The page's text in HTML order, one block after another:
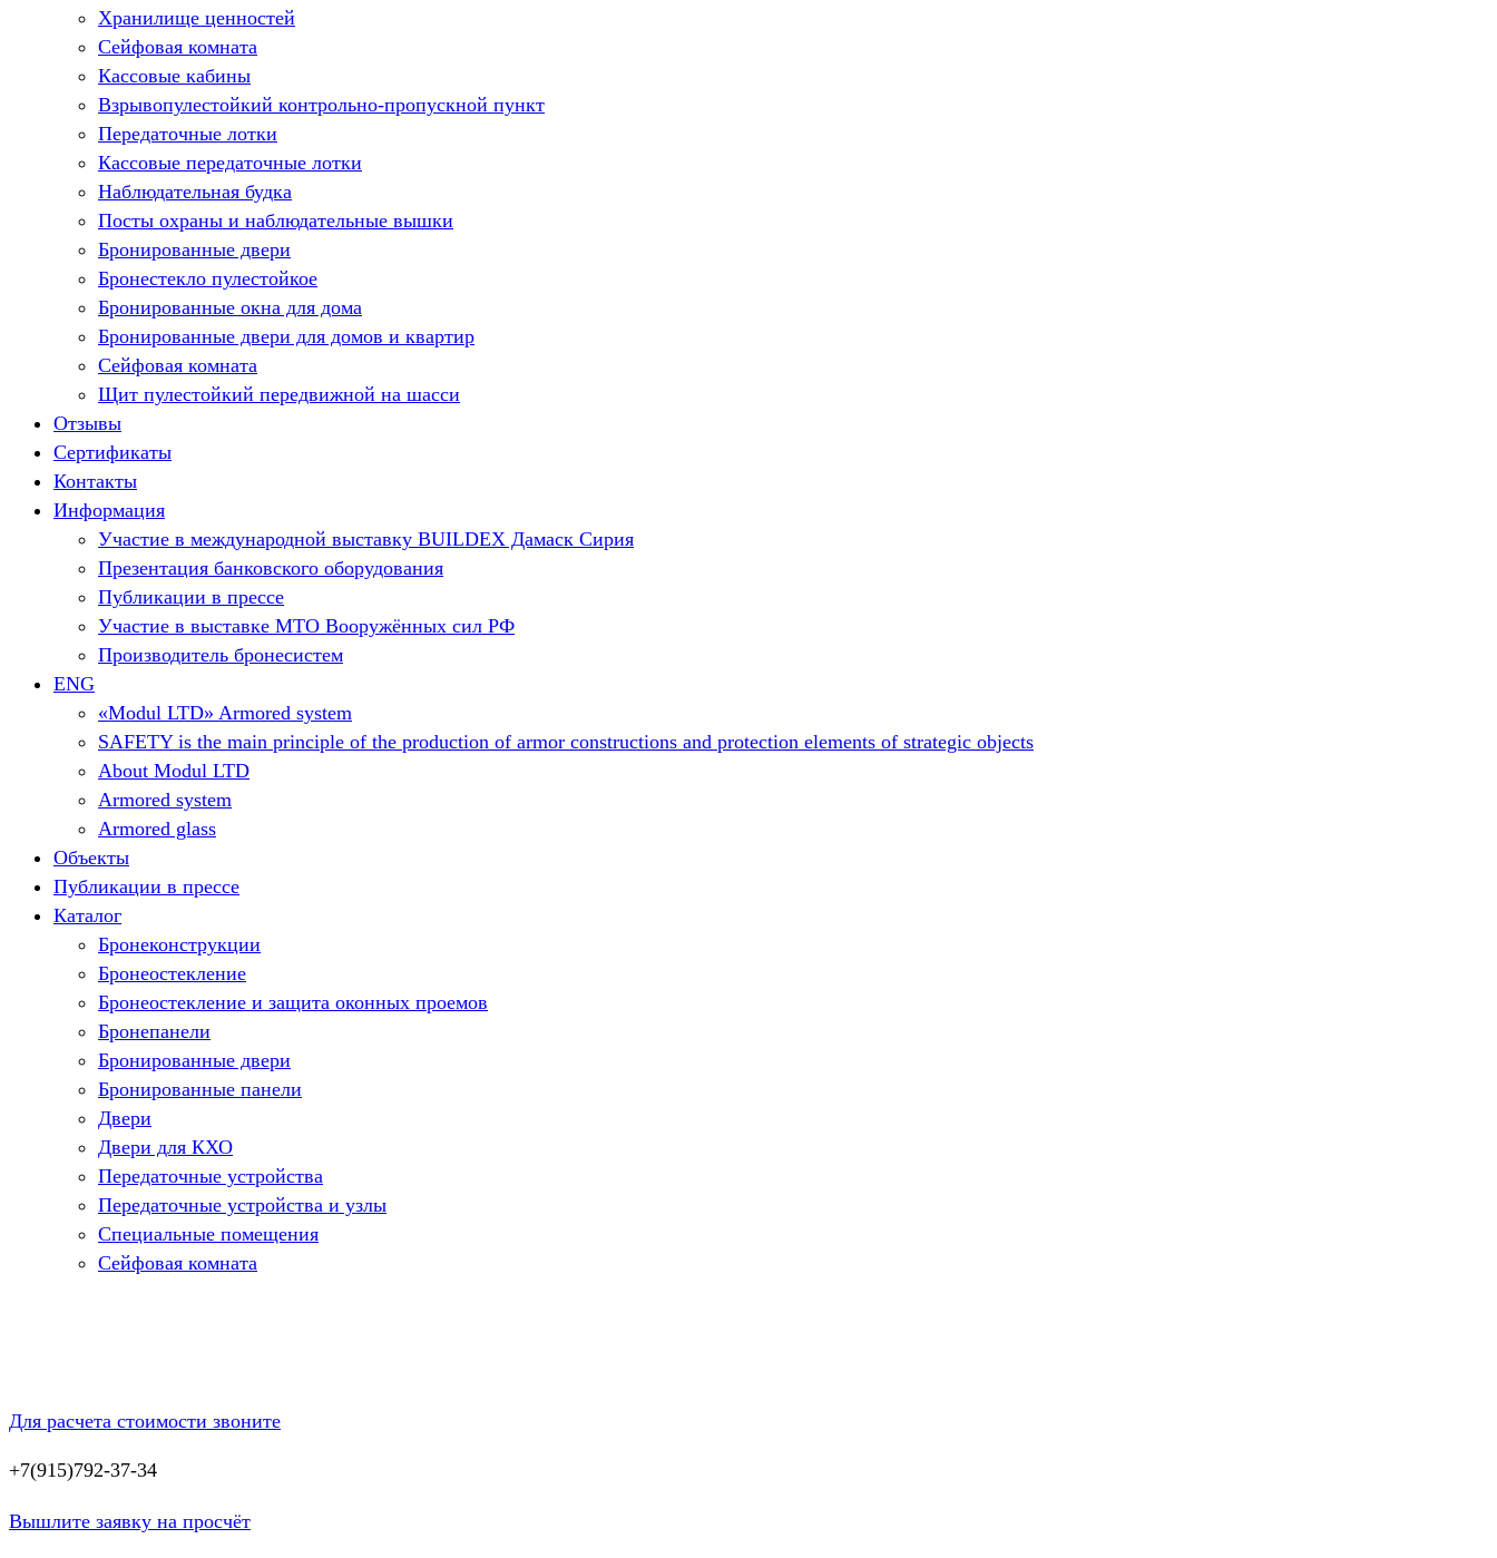
Хранилище ценностей
Сейфовая комната
Кассовые кабины
Взрывопулестойкий контрольно-пропускной пункт
Передаточные лотки
Кассовые передаточные лотки
Наблюдательная будка
Посты охраны и наблюдательные вышки
Бронированные двери
Бронестекло пулестойкое
Бронированные окна для дома
Бронированные двери для домов и квартир
Сейфовая комната
Щит пулестойкий передвижной на шасси
Отзывы
Сертификаты
Контакты
Информация
Участие в международной выставку BUILDEX Дамаск Сирия
Презентация банковского оборудования
Публикации в прессе
Участие в выставке МТО Вооружённых сил РФ
Производитель бронесистем
ENG
«Modul LTD» Armored system
SAFETY is the main principle of the production of armor constructions and protection elements of strategic objects
About Modul LTD
Armored system
Armored glass
Объекты
Публикации в прессе
Каталог
Бронеконструкции
Бронеостекление
Бронеостекление и защита оконных проемов
Бронепанели
Бронированные двери
Бронированные панели
Двери
Двери для КХО
Передаточные устройства
Передаточные устройства и узлы
Специальные помещения
Сейфовая комната
Для расчета стоимости звоните
+7(915)792-37-34
Вышлите заявку на просчёт